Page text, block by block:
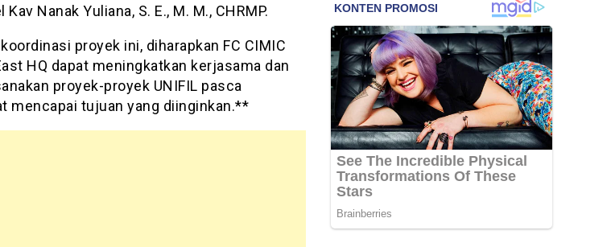
Nanak Yuliana, S. E., M. M., CHRMP.
proyek ini, diharapkan FC CIMIC
HQ dapat meningkatkan kerjasama dan
proyek-proyek UNIFIL pasca
mencapai tujuan yang diinginkan.**